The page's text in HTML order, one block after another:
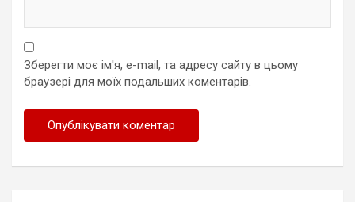
Зберегти моє ім'я, e-mail, та адресу сайту в цьому
браузері для моїх подальших коментарів.